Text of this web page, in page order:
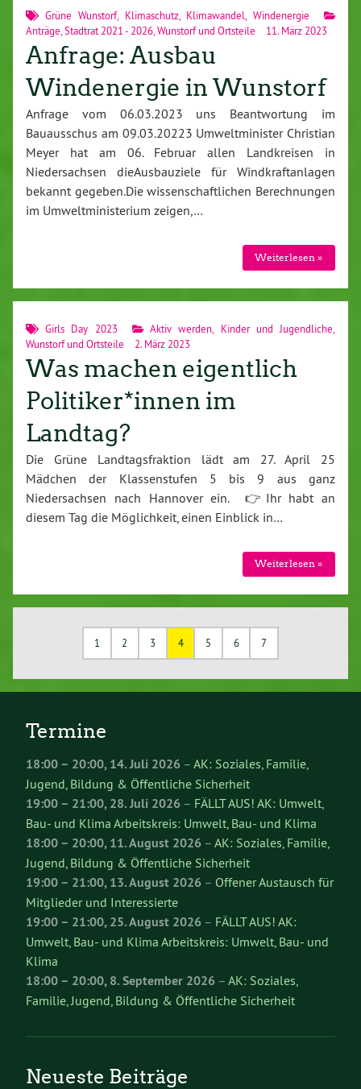
Grüne Wunstorf, Klimaschutz, Klimawandel,Windenergie
Anträge,Stadtrat 2021 - 2026,Wunstorf und Ortsteile 11. März 2023
Anfrage: Ausbau
Windenergie in Wunstorf
Anfrage vom 06.03.2023 uns Beantwortung im
Bauausschus am 09.03.20223 Umweltminister Christian
Meyer hat am 06. Februar allen Landkreisen in
Niedersachsen dieAusbauziele für Windkraftanlagen
bekannt gegeben.Die wissenschaftlichen Berechnungen
im Umweltministerium zeigen,…
Weiterlesen »
Girls Day 2023 Aktiv werden Kinder und Jugendliche
Wunstorf und Ortsteile
2. März 2023
Was machen eigentlich
Politiker*innen im
Landtag?
Die Grüne Landtagsfraktion lädt am 27. April 25
Mädchen der Klassenstufen 5 bis 9 aus ganz
Niedersachsen nach Hannover ein. 👉Ihr habt an
diesem Tag die Möglichkeit, einen Einblick in…
Weiterlesen »
1 2 3 4 5 6 7
Termine
18:00– 20:00,14. Juli 2026 – AK: Soziales, Familie,
Jugend, Bildung & Öffentliche Sicherheit
19:00– 21:00,28. Juli 2026 – FÄLLT AUS! AK: Umwelt,
Bau- und Klima Arbeitskreis: Umwelt, Bau- und Klima
18:00– 20:00,11. August 2026 – AK: Soziales, Familie,
Jugend, Bildung & Öffentliche Sicherheit
19:00– 21:00,13. August 2026 – Offener Austausch für
Mitglieder und Interessierte
19:00– 21:00,25. August 2026 – FÄLLT AUS! AK:
Umwelt, Bau- und Klima Arbeitskreis: Umwelt, Bau- und
Klima
18:00– 20:00,8. September 2026 – AK: Soziales,
Familie, Jugend, Bildung & Öffentliche Sicherheit
Neueste Beiträge